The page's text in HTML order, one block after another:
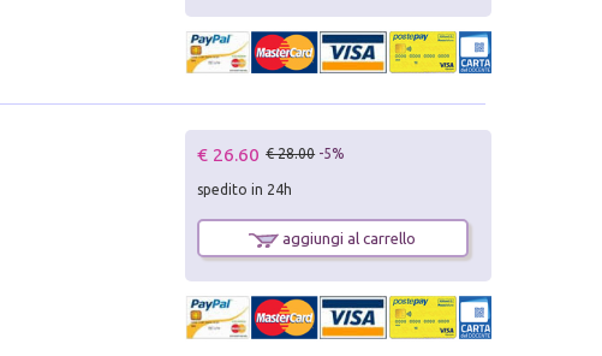
€ 26.60 € 28.00 -5%
spedito in 24h
aggiungi al carrello